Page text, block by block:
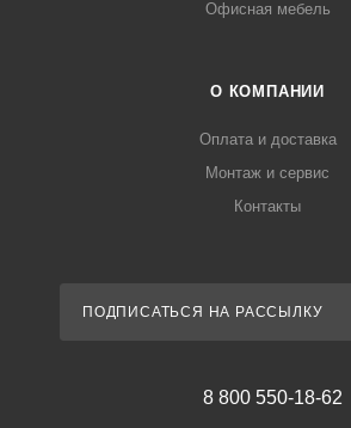
Офисная мебель
О КОМПАНИИ
Оплата и доставка
Монтаж и сервис
Контакты
ПОДПИСАТЬСЯ НА РАССЫЛКУ
8 800 550-18-62